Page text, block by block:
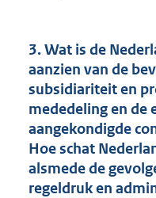
3. Wat is de
aanzien van de
subsidiariteit en
mededeling en de
aangekondigde
Hoe schat
alsmede de
regeldruk en